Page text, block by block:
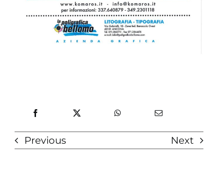
Previous Next